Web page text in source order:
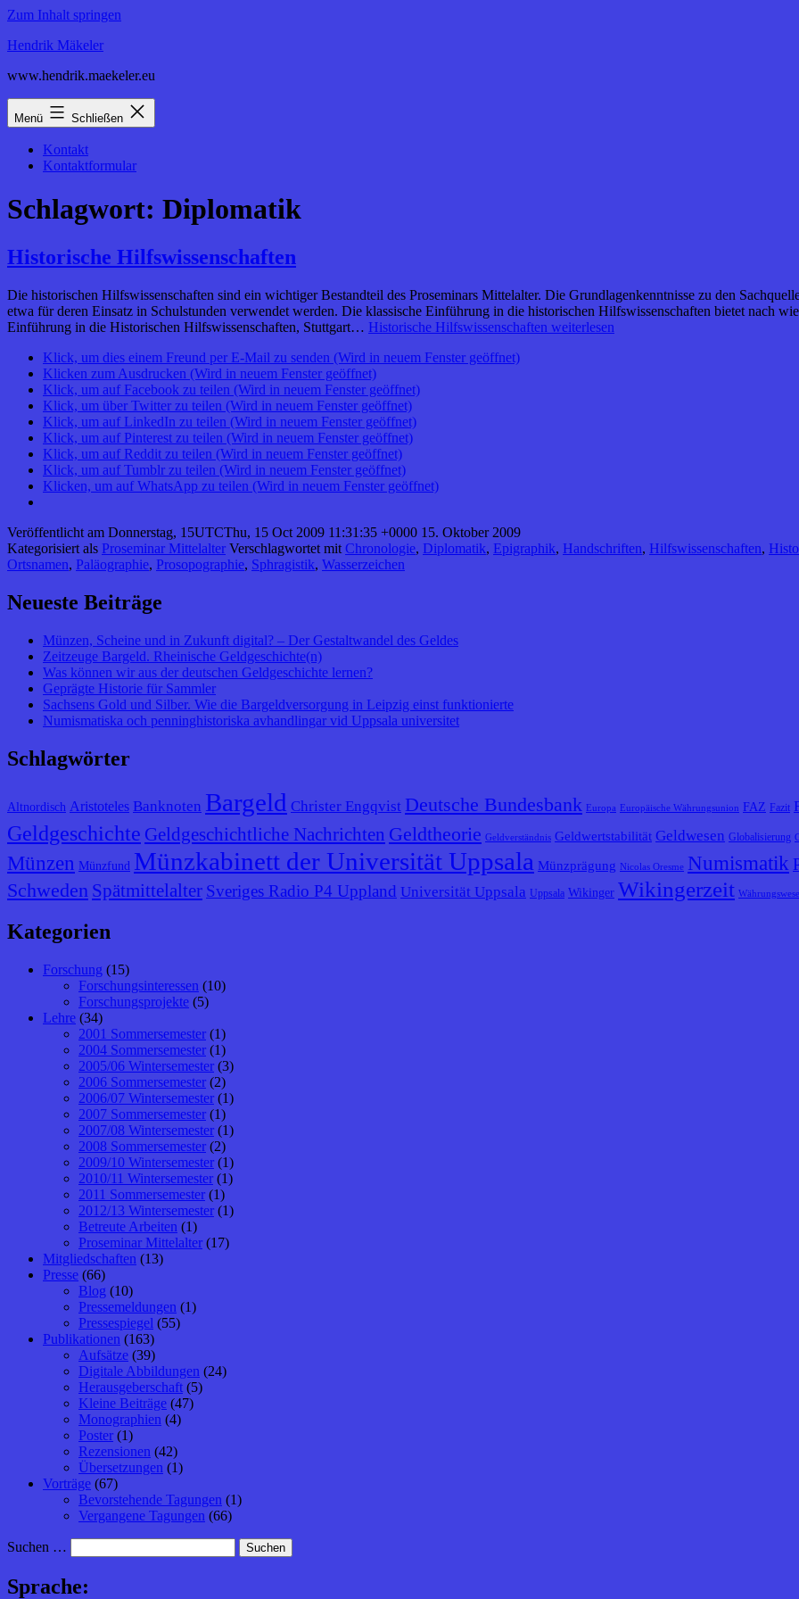
Zum Inhalt springen
Hendrik Mäkeler
www.hendrik.maekeler.eu
Menü Schließen
Kontakt
Kontaktformular
Schlagwort: Diplomatik
Historische Hilfswissenschaften
Die historischen Hilfswissenschaften sind ein wichtiger Bestandteil des Proseminars Mittelalter. Die Grundlagenkenntnisse zu den
etwa für deren Einsatz in Schulstunden verwendet werden. Die klassische Einführung in die historischen Hilfswissenschaften bietet nach
Einführung in die Historischen Hilfswissenschaften, Stuttgart… Historische Hilfswissenschaften weiterlesen
Klick, um dies einem Freund per E-Mail zu senden (Wird in neuem Fenster geöffnet)
Klicken zum Ausdrucken (Wird in neuem Fenster geöffnet)
Klick, um auf Facebook zu teilen (Wird in neuem Fenster geöffnet)
Klick, um über Twitter zu teilen (Wird in neuem Fenster geöffnet)
Klick, um auf LinkedIn zu teilen (Wird in neuem Fenster geöffnet)
Klick, um auf Pinterest zu teilen (Wird in neuem Fenster geöffnet)
Klick, um auf Reddit zu teilen (Wird in neuem Fenster geöffnet)
Klick, um auf Tumblr zu teilen (Wird in neuem Fenster geöffnet)
Klicken, um auf WhatsApp zu teilen (Wird in neuem Fenster geöffnet)
Veröffentlicht am Donnerstag, 15UTCThu, 15 Oct 2009 11:31:35 +0000 15. Oktober 2009
Kategorisiert als Proseminar Mittelalter Verschlagwortet mit Chronologie, Diplomatik, Epigraphik, Handschriften, Hilfswissenschaften,
Ortsnamen, Paläographie, Prosopographie, Sphragistik, Wasserzeichen
Neueste Beiträge
Münzen, Scheine und in Zukunft digital? – Der Gestaltwandel des Geldes
Zeitzeuge Bargeld. Rheinische Geldgeschichte(n)
Was können wir aus der deutschen Geldgeschichte lernen?
Geprägte Historie für Sammler
Sachsens Gold und Silber. Wie die Bargeldversorgung in Leipzig einst funktionierte
Numismatiska och penninghistoriska avhandlingar vid Uppsala universitet
Schlagwörter
Altnordisch Aristoteles Banknoten Bargeld Christer Engqvist Deutsche Bundesbank Europa Europäische Währungsunion FAZ Fazit
Geldgeschichte Geldgeschichtliche Nachrichten Geldtheorie Geldverständnis Geldwertstabilität Geldwesen Globalisierung
Münzen Münzfund Münzkabinett der Universität Uppsala Münzprägung Nicolas Oresme Numismatik
Schweden Spätmittelalter Sveriges Radio P4 Uppland Universität Uppsala Uppsala Wikinger Wikingerzeit
Kategorien
Forschung (15)
Forschungsinteressen (10)
Forschungsprojekte (5)
Lehre (34)
2001 Sommersemester (1)
2004 Sommersemester (1)
2005/06 Wintersemester (3)
2006 Sommersemester (2)
2006/07 Wintersemester (1)
2007 Sommersemester (1)
2007/08 Wintersemester (1)
2008 Sommersemester (2)
2009/10 Wintersemester (1)
2010/11 Wintersemester (1)
2011 Sommersemester (1)
2012/13 Wintersemester (1)
Betreute Arbeiten (1)
Proseminar Mittelalter (17)
Mitgliedschaften (13)
Presse (66)
Blog (10)
Pressemeldungen (1)
Pressespiegel (55)
Publikationen (163)
Aufsätze (39)
Digitale Abbildungen (24)
Herausgeberschaft (5)
Kleine Beiträge (47)
Monographien (4)
Poster (1)
Rezensionen (42)
Übersetzungen (1)
Vorträge (67)
Bevorstehende Tagungen (1)
Vergangene Tagungen (66)
Suchen …
Sprache: